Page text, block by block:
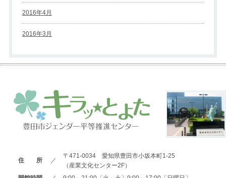
2016年4月
2016年3月
住 所 ／
〒471-0034 愛知県豊田市小坂本町1-25
（産業文化センター2F）